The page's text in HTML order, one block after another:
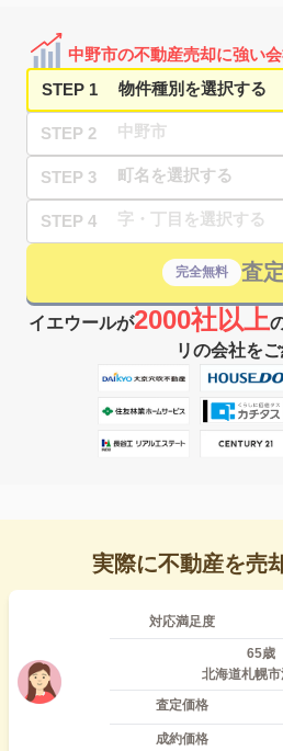
中野市の不動産売却に強い
STEP 1
STEP 2
STEP 3
STEP 4
完全無料 査
イエウールが2000社以上
リの会社を
実際に不動産を売
対応満足度
65歳
北海道札幌
査定価格
成約価格